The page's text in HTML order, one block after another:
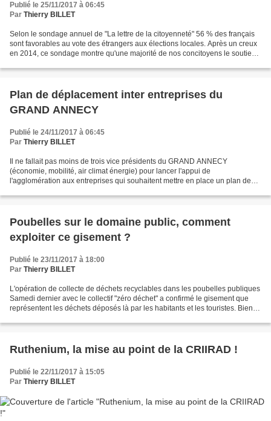
Publié le 25/11/2017 à 06:45
Par Thierry BILLET
Selon le sondage annuel de "La lettre de la citoyenneté" 56 % des français
sont favorables au vote des étrangers aux élections locales. Après un creux
en 2014, ce sondage montre qu'une majorité de nos concitoyens le soutient;
Plan de déplacement inter entreprises du
GRAND ANNECY
Publié le 24/11/2017 à 06:45
Par Thierry BILLET
Il ne fallait pas moins de trois vice présidents du GRAND ANNECY
(économie, mobilité, air climat énergie) pour lancer l'appui de
l'agglomération aux entreprises qui souhaitent mettre en place un plan de
Poubelles sur le domaine public, comment
exploiter ce gisement ?
Publié le 23/11/2017 à 18:00
Par Thierry BILLET
L'opération de collecte de déchets recyclables dans les poubelles publiques
Samedi dernier avec le collectif "zéro déchet" a confirmé le gisement que
représentent les déchets déposés là par les habitants et les touristes. Bien
Ruthenium, la mise au point de la CRIIRAD !
Publié le 22/11/2017 à 15:05
Par Thierry BILLET